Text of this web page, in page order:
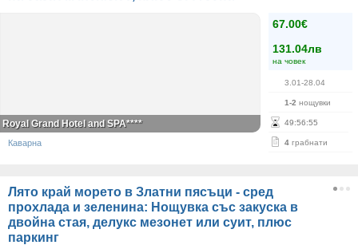
67.00€
131.04лв
на човек
3.01-28.04
1-2 нощувки
49:56:55
4 грабнати
Royal Grand Hotel and SPA****
Каварна
Лято край морето в Златни пясъци - сред
прохлада и зеленина: Нощувка със закуска в
двойна стая, делукс мезонет или суит, плюс
паркинг